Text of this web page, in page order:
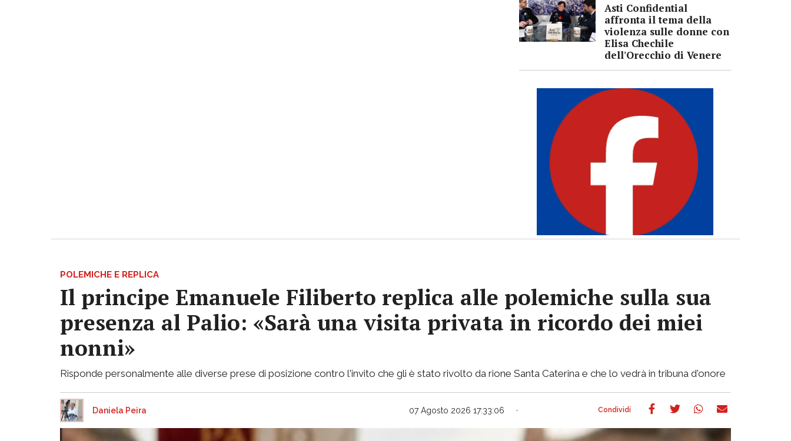
Asti Confidential
affronta il tema della
violenza sulle donne con
Elisa Chechile
dell'Orecchio di Venere
POLEMICHE E REPLICA
Il principe Emanuele Filiberto replica alle polemiche sulla sua
presenza al Palio: «Sarà una visita privata in ricordo dei miei
nonni»
Risponde personalmente alle diverse prese di posizione contro l'invito che gli è stato rivolto da rione Santa Caterina e che lo vedrà in tribuna d'onore
Daniela Peira 07 Agosto 2026 17:33:06